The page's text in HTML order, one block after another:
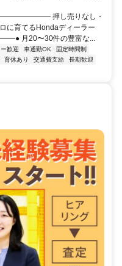
押し売りなし・
に育てるHondaディーラー
〜30件の豊富な...
歓迎 車通勤OK
固定時間制
育休あり 交通費支給
長期歓迎